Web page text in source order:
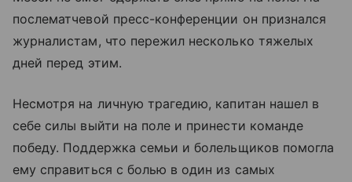
послематчевой пресс-конференции он признался
журналистам, что пережил несколько тяжелых
дней перед этим.
Несмотря на личную трагедию, капитан нашел в
себе силы выйти на поле и принести команде
победу. Поддержка семьи и болельщиков помогла
ему справиться с болью в один из самых